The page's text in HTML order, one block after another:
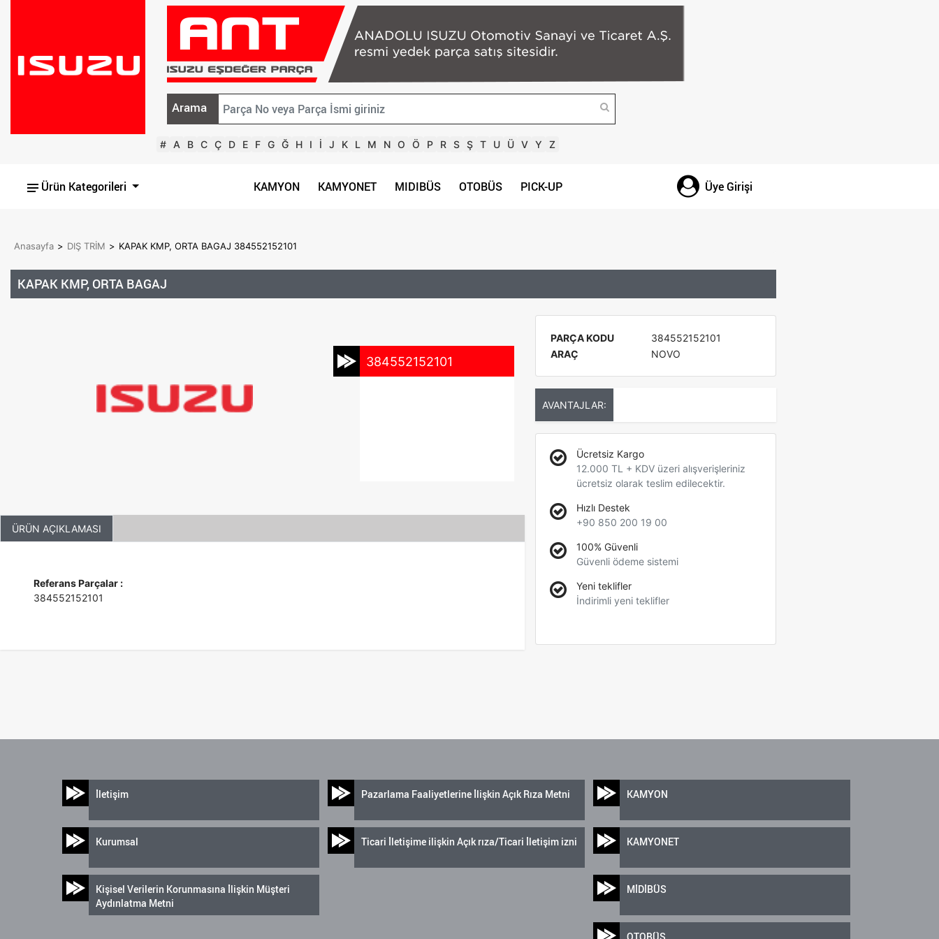
Arama
# A B C Ç D E F G Ğ H I İ J K L M N O Ö P R S Ş T U Ü V Y Z
Ürün Kategorileri KAMYON KAMYONET MIDIBÜS OTOBÜS PICK-UP Üye Girişi
Anasayfa > DIŞ TRİM > KAPAK KMP, ORTA BAGAJ 384552152101
KAPAK KMP, ORTA BAGAJ
384552152101
ÜRÜN AÇIKLAMASI
Referans Parçalar :
384552152101
PARÇA KODU
384552152101
ARAÇ
NOVO
AVANTAJLAR:
Ücretsiz Kargo
12.000 TL + KDV üzeri alışverişleriniz
ücretsiz olarak teslim edilecektir.
Hızlı Destek
+90 850 200 19 00
100% Güvenli
Güvenli ödeme sistemi
Yeni teklifler
İndirimli yeni teklifler
İletişim
Kurumsal
Kişisel Verilerin Korunmasına İlişkin Müşteri
Aydınlatma Metni
Pazarlama Faaliyetlerine İlişkin Açık Rıza Metni
Ticari İletişime ilişkin Açık rıza/Ticari İletişim izni
KAMYON
KAMYONET
MİDİBÜS